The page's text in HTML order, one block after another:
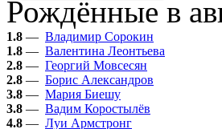
Рождённые в
1.8 — Владимир Сорокин
1.8 — Валентина Леонтьева
2.8 — Георгий Мовсесян
2.8 — Борис Александров
3.8 — Мария Биешу
3.8 — Вадим Коростылёв
4.8 — Луи Армстронг